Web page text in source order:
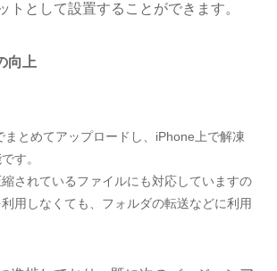
トとして設置することができます。
向上
まとめてアップロードし、iPhone上で解凍
す。
されているファイルにも対応していますの
用しなくても、フォルダの転送などに利用